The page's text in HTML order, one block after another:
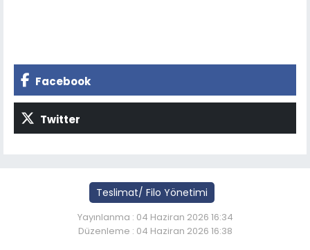
Facebook
Twitter
Teslimat/ Filo Yönetimi
Yayınlanma : 04 Haziran 2026 16:34
Düzenleme : 04 Haziran 2026 16:38